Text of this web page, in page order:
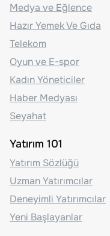
Medya ve Eğlence
Hazır Yemek Ve Gıda
Telekom
Oyun ve E-spor
Kadın Yöneticiler
Haber Medyası
Seyahat
Yatırım 101
Yatırım Sözlüğü
Uzman Yatırımcılar
Deneyimli Yatırımcılar
Yeni Başlayanlar